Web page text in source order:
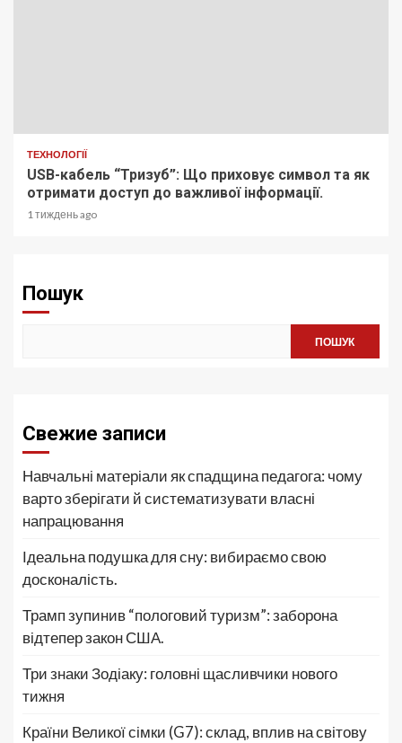
ТЕХНОЛОГІЇ
USB-кабель “Тризуб”: Що приховує символ та як
отримати доступ до важливої інформації.
1 тиждень ago
Пошук
ПОШУК
Свежие записи
Навчальні матеріали як спадщина педагога: чому
варто зберігати й систематизувати власні
напрацювання
Ідеальна подушка для сну: вибираємо свою
досконалість.
Трамп зупинив “пологовий туризм”: заборона
відтепер закон США.
Три знаки Зодіаку: головні щасливчики нового
тижня
Країни Великої сімки (G7): склад, вплив на світову